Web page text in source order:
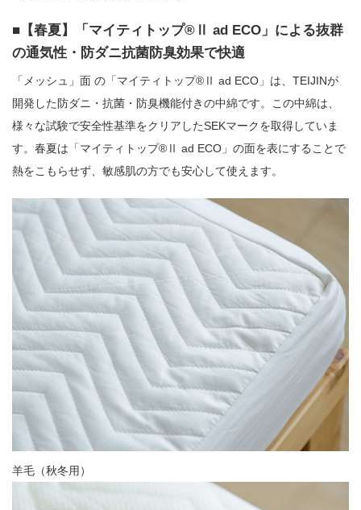
【春夏】「マイティトップ®Ⅱ ad ECO」による抜群
の通気性・防ダニ抗菌防臭効果で快適
「メッシュ」面 の「マイティトップ®Ⅱ ad ECO」は、TEIJINが
開発した防ダニ・抗菌・防臭機能付きの中綿です。この中綿は、
様々な試験で安全性基準をクリアしたSEKマークを取得していま
す。春夏は「マイティトップ®Ⅱ ad ECO」の面を表にすることで
熱をこもらせず、敏感肌の方でも安心して使えます。
羊毛（秋冬用）